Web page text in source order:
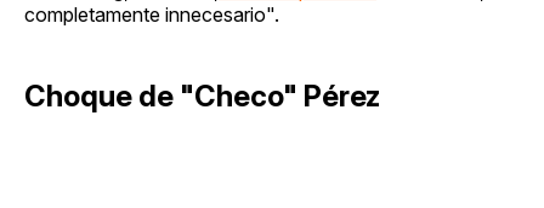
completamente innecesario".
Choque de "Checo" Pérez